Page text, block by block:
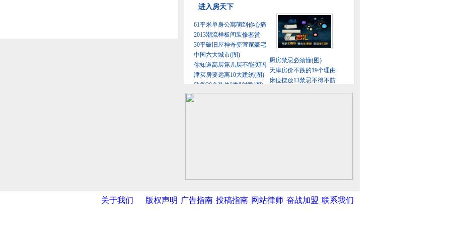
关于我们 版权声明 广告指南 投稿指南 网站律师 奋战加盟 联系我们